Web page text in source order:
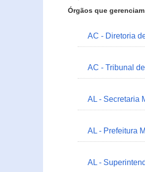
Órgãos que
AC - Diretoria
AC - Tribunal
AL - Secretaria
AL - Prefeitura
AL -